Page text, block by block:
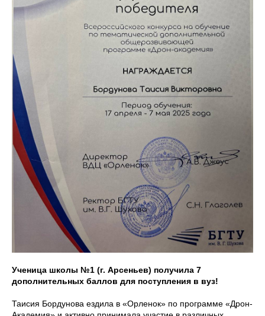
Ученица школы №1 (г. Арсеньев) получила 7
дополнительных баллов для поступления в вуз!
Таисия Бордунова ездила в «Орленок» по программе «Дрон-